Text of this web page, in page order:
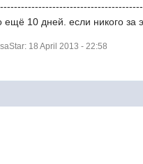
ещё 10 дней. если никого
18 April 2013 - 22:58